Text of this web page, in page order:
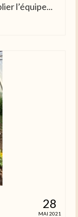
l’équipe...
28
MAI 2021